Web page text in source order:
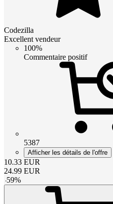
Codezilla
Excellent vendeur
100%
Commentaire positif
5387
Afficher les détails de l'offre
10.33 EUR
24.99 EUR
-59%